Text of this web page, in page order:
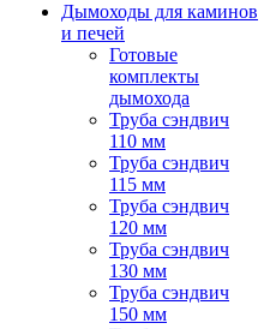
Дымоходы для каминов
и печей
Готовые
комплекты
дымохода
Труба сэндвич
110 мм
Труба сэндвич
115 мм
Труба сэндвич
120 мм
Труба сэндвич
130 мм
Труба сэндвич
150 мм